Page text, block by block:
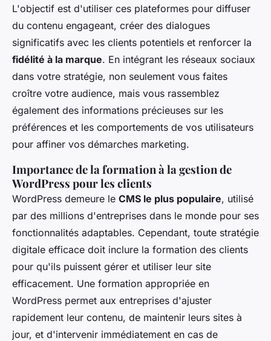
L'objectif est d'utiliser ces plateformes pour diffuser
du contenu engageant, créer des dialogues
significatifs avec les clients potentiels et renforcer la
fidélité à la marque. En intégrant les réseaux sociaux
dans votre stratégie, non seulement vous faites
croître votre audience, mais vous rassemblez
également des informations précieuses sur les
préférences et les comportements de vos utilisateurs
pour affiner vos démarches marketing.
Importance de la formation à la gestion de
WordPress pour les clients
WordPress demeure le CMS le plus populaire, utilisé
par des millions d'entreprises dans le monde pour ses
fonctionnalités adaptables. Cependant, toute stratégie
digitale efficace doit inclure la formation des clients
pour qu'ils puissent gérer et utiliser leur site
efficacement. Une formation appropriée en
WordPress permet aux entreprises d'ajuster
rapidement leur contenu, de maintenir leurs sites à
jour, et d'intervenir immédiatement en cas de